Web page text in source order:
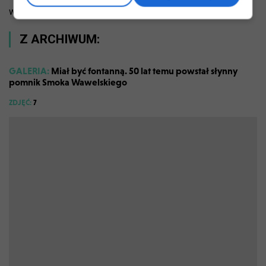
wynikającą z jakiegokolwiek zagrożenia - zapewnia Urząd.
Z ARCHIWUM:
GALERIA: Miał być fontanną. 50 lat temu powstał słynny
pomnik Smoka Wawelskiego
ZDJĘĆ: 7